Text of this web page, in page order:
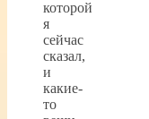
которой
я
сейчас
сказал,
и
какие-
то